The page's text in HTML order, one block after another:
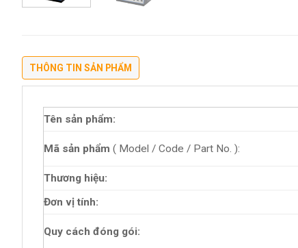
THÔNG TIN SẢN PHẨM
Tên sản phẩm:
Mã sản phẩm ( Model / Code / Part No. ):
Thương hiệu:
Đơn vị tính:
Quy cách đóng gói: